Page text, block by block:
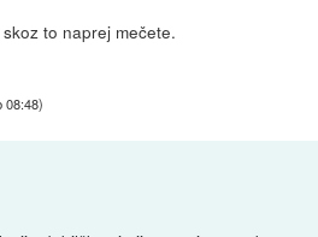
to naprej mečete.
08:48)